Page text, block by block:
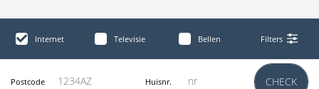
Internet Televisie Bellen Filters
Postcode Huisnr. CHECK